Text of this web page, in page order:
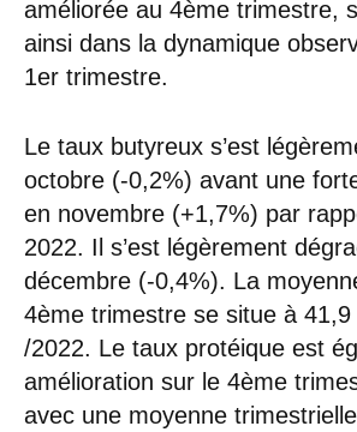
améliorée au 4ème trimestre,
ainsi dans la dynamique
1er trimestre.
Le taux butyreux s’est
octobre (-0,2%) avant une
en novembre (+1,7%) par
2022. Il s’est légèrement
décembre (-0,4%). La
4ème trimestre se situe à
/2022. Le taux protéique est
amélioration sur le 4ème
avec une moyenne